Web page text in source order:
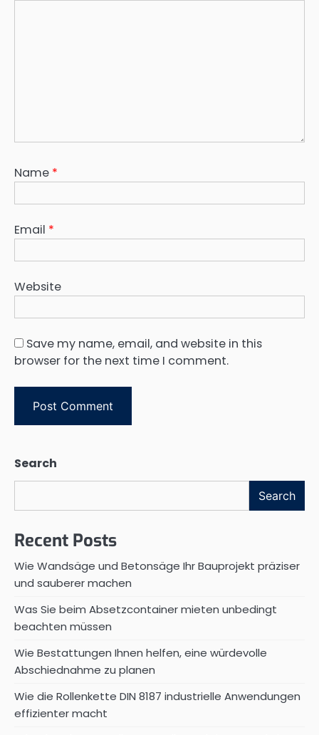
Name *
Email *
Website
Save my name, email, and website in this
browser for the next time I comment.
Search
Search
Recent Posts
Wie Wandsäge und Betonsäge Ihr Bauprojekt präziser
und sauberer machen
Was Sie beim Absetzcontainer mieten unbedingt
beachten müssen
Wie Bestattungen Ihnen helfen, eine würdevolle
Abschiednahme zu planen
Wie die Rollenkette DIN 8187 industrielle Anwendungen
effizienter macht